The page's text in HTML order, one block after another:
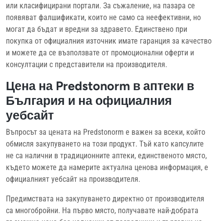
или класифицирани портали. За съжаление, на пазара се
появяват фалшификати, които не само са неефективни, но
могат да бъдат и вредни за здравето. Единствено при
покупка от официалния източник имате гаранция за качество
и можете да се възползвате от промоционални оферти и
консултации с представители на производителя.
Цена на Predstonorm в аптеки в
България и на официалния
уебсайт
Въпросът за цената на Predstonorm е важен за всеки, който
обмисля закупуването на този продукт. Тъй като капсулите
не са налични в традиционните аптеки, единственото място,
където можете да намерите актуална ценова информация, е
официалният уебсайт на производителя.
Предимствата на закупуването директно от производителя
са многобройни. На първо място, получавате най-добрата